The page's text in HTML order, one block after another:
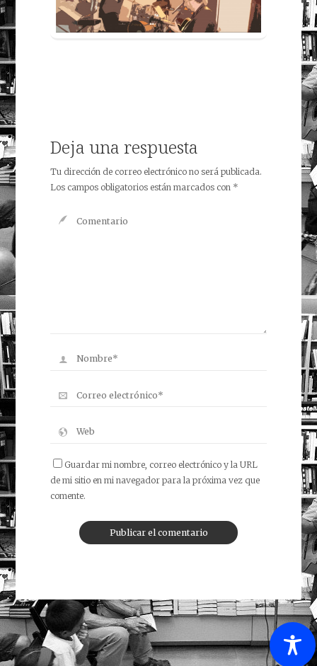
Deja una respuesta
Tu dirección de correo electrónico no será publicada.
Los campos obligatorios están marcados con *
Guardar mi nombre, correo electrónico y la URL
de mi sitio en mi navegador para la próxima vez que
comente.